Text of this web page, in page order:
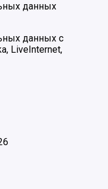
данных
данных с
LiveInternet,